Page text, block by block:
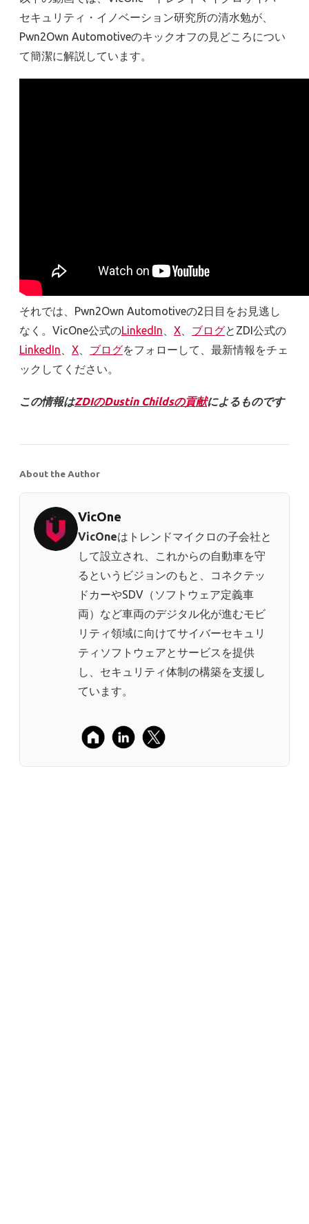
セキュリティ・イノベーション研究所の清水勉が、
Pwn2Own Automotiveのキックオフの見どころについ
て簡潔に解説しています。
それでは、Pwn2Own Automotiveの2日目をお見逃し
なく。VicOne公式のLinkedIn X ブログとZDI公式の
LinkedIn
X ブログをフォローして、最新情報をチェ
ックしてください。
この情報はZDIのDustin Childsの貢献によるものです
About the Author
VicOne
VicOneはトレンドマイクロの子会社と
して設立され、これからの自動車を守
るというビジョンのもと、コネクテッ
ドカーやSDV（ソフトウェア定義車
両）など車両のデジタル化が進むモビ
リティ領域に向けてサイバーセキュリ
ティソフトウェアとサービスを提供
し、セキュリティ体制の構築を支援し
ています。